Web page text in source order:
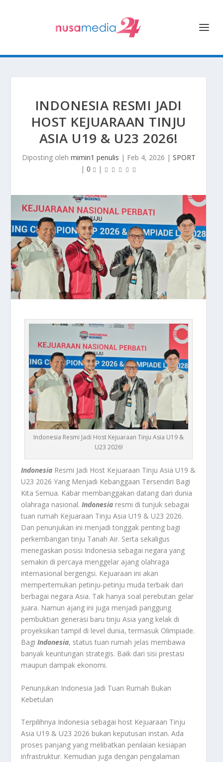
INDONESIA RESMI JADI
HOST KEJUARAAN TINJU
ASIA U19 & U23 2026!
Diposting oleh mimin1 penulis | Feb 4, 2026 | SPORT
| 0 |
Indonesia Resmi Jadi Host Kejuaraan Tinju Asia U19 &
U23 2026!
Indonesia Resmi Jadi Host Kejuaraan Tinju Asia U19 &
U23 2026 Yang Menjadi Kebanggaan Tersendiri Bagi
Kita Semua. Kabar membanggakan datang dari dunia
olahraga nasional.Indonesia resmi di tunjuk sebagai
tuan rumah Kejuaraan Tinju Asia U19 & U23 2026.
Dan penunjukan ini menjadi tonggak penting bagi
perkembangan tinju Tanah Air. Serta sekaligus
menegaskan posisi Indonesia sebagai negara yang
semakin di percaya menggelar ajang olahraga
internasional bergengsi. Kejuaraan ini akan
mempertemukan petinju-petinju muda terbaik dari
berbagai negara Asia. Tak hanya soal perebutan gelar
juara. Namun ajang ini juga menjadi panggung
pembuktian generasi baru tinju Asia yang kelak di
proyeksikan tampil di level dunia, termasuk Olimpiade.
BagiIndonesia, status tuan rumah jelas membawa
banyak keuntungan strategis. Baik dari sisi prestasi
maupun dampak ekonomi.
Penunjukan Indonesia Jadi Tuan Rumah Bukan
Kebetulan
Terpilihnya Indonesia sebagai host Kejuaraan Tinju
Asia U19 & U23 2026 bukan keputusan instan. Ada
proses panjang yang melibatkan penilaian kesiapan
infrastruktur. Kemudian juga dengan pengalaman